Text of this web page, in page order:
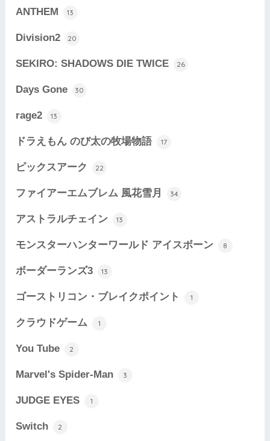
ANTHEM 13
Division2 20
SEKIRO: SHADOWS DIE TWICE 26
Days Gone 30
rage2 13
ドラえもん のび太の牧場物語 17
ピックスアーク 22
ファイアーエムブレム 風花雪月 34
アストラルチェイン 13
モンスターハンターワールド アイスボーン 8
ボーダーランズ3 13
ゴーストリコン・ブレイクポイント 1
クラウドゲーム 1
You Tube 2
Marvel's Spider-Man 3
JUDGE EYES 1
Switch 2